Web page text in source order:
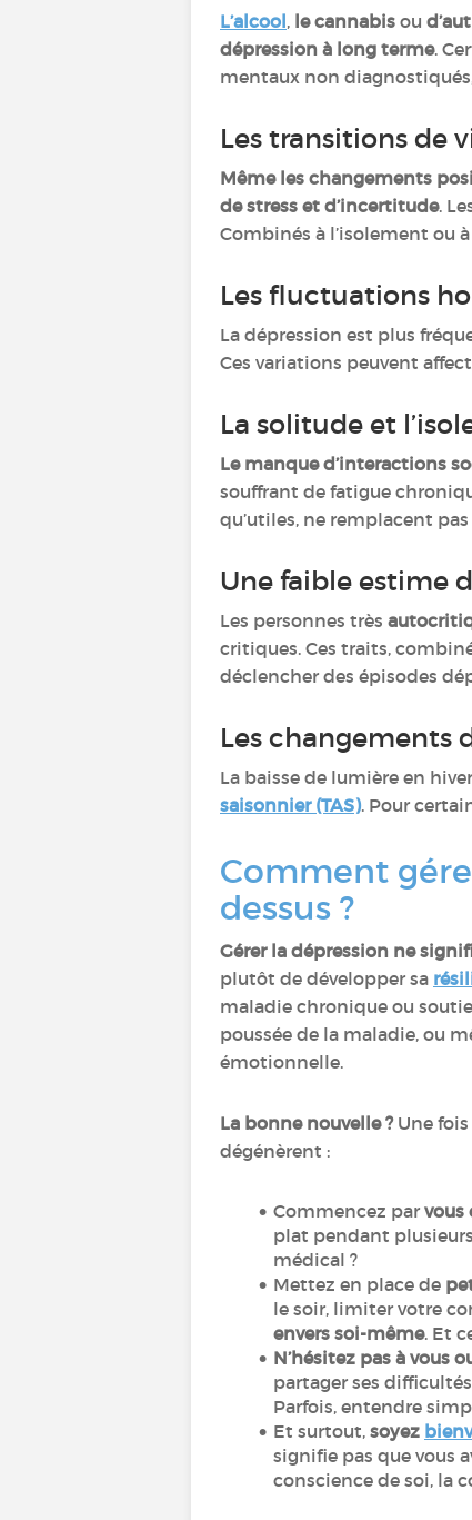
L’alcool, le cannabis ou
dépression à long terme.
mentaux non
Les transitions de
Même les changements
de stress et d’incertitude.
Combinés à l’isolement ou
Les fluctuations
La dépression est plus
Ces variations peuvent
La solitude et
Le manque d’interactions
souffrant de fatigue
qu’utiles, ne remplacent
Une faible estime
Les personnes très
critiques. Ces traits,
déclencher des épisodes
Les changements
La baisse de lumière en
saisonnier (TAS). Pour
Comment
dessus ?
Gérer la dépression ne
plutôt de développer sa
maladie chronique ou
poussée de la maladie, ou
émotionnelle.
La bonne nouvelle ?Une fois
dégénèrent :
Commencez par vous
plat pendant
médical ?
Mettez en place de
le soir, limiter votre
envers soi-même. Et
N’hésitez pas à vous
partager ses
Parfois, entendre
Et surtout, soyez
signifie pas que vous
conscience de soi, la